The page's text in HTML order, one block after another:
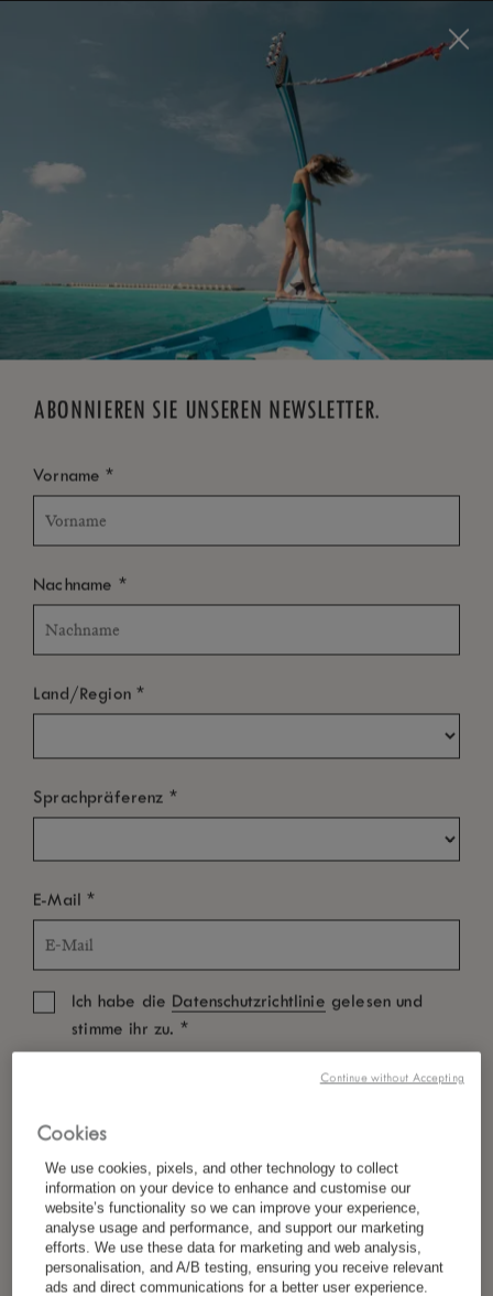
to enhance your experience
and make your visit easier and more comfortable.
JETZT BUCHEN
KOSTENLOSE STORNIERUNG
ABONNIEREN SIE UNSEREN NEWSLETTER.
Vorname*
Nachname *
Land/Region*
Sprachpräferenz *
E-Mail*
Ich habe die Datenschutzrichtlinie gelesen und
stimme ihr zu. *
Cookies
We use cookies, pixels, and other technology to collect
information on your device to enhance and customise our
website’s functionality so we can improve your experience,
analyse usage and performance, and support our marketing
efforts. We use these data for marketing and web analysis,
personalisation, and A/B testing, ensuring you receive relevant
ads and direct communications for a better user experience.
Continue without Accepting